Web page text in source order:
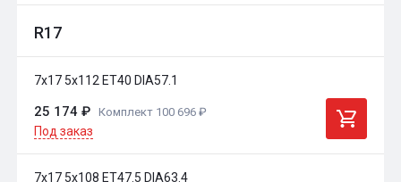
R17
7x17 5x112 ET40 DIA57.1
25 174 ₽ Комплект 100 696 ₽
Под заказ
7x17 5x108 ET47.5 DIA63.4